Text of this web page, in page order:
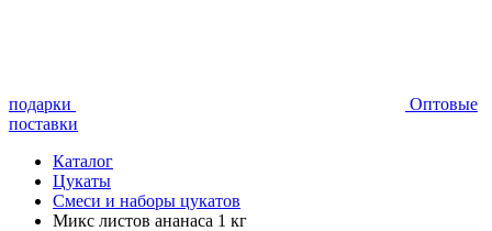
подарки
Оптовые
поставки
Каталог
Цукаты
Смеси и наборы цукатов
Микс листов ананаса 1 кг